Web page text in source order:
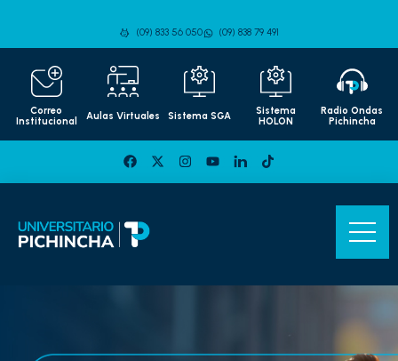
(09) 833 56 050 (09) 838 79 491
Correo
Institucional
Aulas Virtuales Sistema SGA
Sistema
HOLON
Radio Ondas
Pichincha